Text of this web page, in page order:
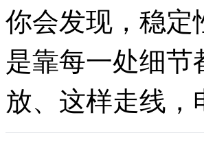
你会发现，稳定
是靠每一处细节
放、这样走线，